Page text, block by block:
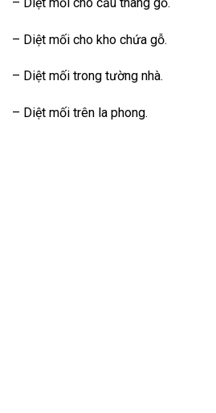
– Diệt mối cho kho chứa gỗ.
– Diệt mối trong tường nhà.
– Diệt mối trên la phong.